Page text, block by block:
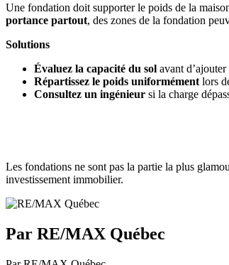
Une fondation doit supporter le poids de la
portance partout, des zones de la fondation
Solutions
Évaluez la capacité du sol avant
Répartissez le poids uniformément lors
Consultez un ingénieur si la charge
Les fondations ne sont pas la partie la plus
investissement immobilier.
Par RE/MAX Québec